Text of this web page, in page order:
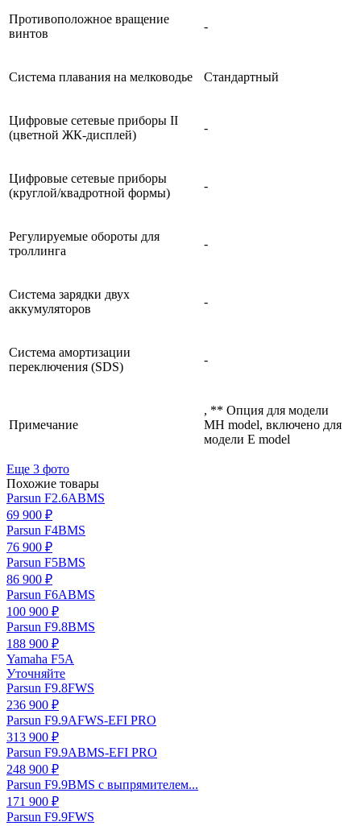
Противоположное вращение
винтов
-
Система плавания на мелководье Стандартный
Цифровые сетевые приборы II
(цветной ЖК-дисплей)
-
Цифровые сетевые приборы
(круглой/квадротной формы)
-
Регулируемые обороты для
троллинга
-
Система зарядки двух
аккумуляторов
-
Система амортизации
переключения (SDS)
-
Примечание
, ** Опция для модели
MH model, включено для
модели E model
Еще 3 фото
Похожие товары
Parsun F2.6ABMS
69 900 ₽
Parsun F4BMS
76 900 ₽
Parsun F5BMS
86 900 ₽
Parsun F6ABMS
100 900 ₽
Parsun F9.8BMS
188 900 ₽
Yamaha F5A
Уточняйте
Parsun F9.8FWS
236 900 ₽
Parsun F9.9AFWS-EFI PRO
313 900 ₽
Parsun F9.9ABMS-EFI PRO
248 900 ₽
Parsun F9.9BMS с выпрямителем...
171 900 ₽
Parsun F9.9FWS